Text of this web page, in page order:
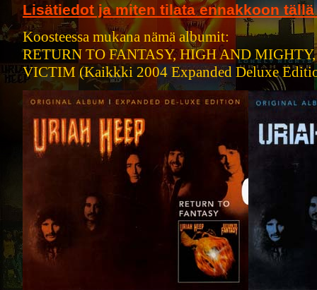
Lisätiedot ja miten tilata ennakkoon
Koosteessa mukana nämä albumit:
RETURN TO FANTASY, HIGH AND
VICTIM (Kaikkki 2004 Expanded Deluxe